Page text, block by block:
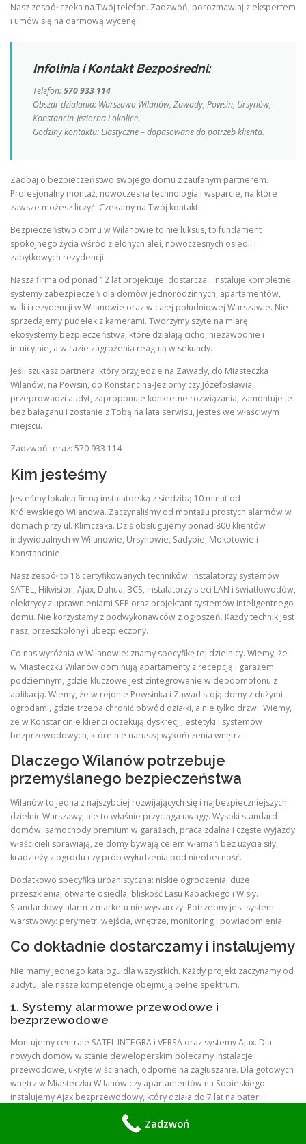
Nasz zespół czeka na Twój telefon. Zadzwoń, porozmawiaj z ekspertem
i umów się na darmową wycenę:
Infolinia i Kontakt Bezpośredni:
Telefon:570 933 114
Obszar działania: Warszawa Wilanów, Zawady, Powsin, Ursynów,
Konstancin-Jeziorna i okolice.
Godziny kontaktu: Elastyczne – dopasowane do potrzeb klienta.
Zadbaj o bezpieczeństwo swojego domu z zaufanym partnerem.
Profesjonalny montaż, nowoczesna technologia i wsparcie, na które
zawsze możesz liczyć. Czekamy na Twój kontakt!
Bezpieczeństwo domu w Wilanowie to nie luksus, to fundament
spokojnego życia wśród zielonych alei, nowoczesnych osiedli i
zabytkowych rezydencji.
Nasza firma od ponad 12 lat projektuje, dostarcza i instaluje kompletne
systemy zabezpieczeń dla domów jednorodzinnych, apartamentów,
willi i rezydencji w Wilanowie oraz w całej południowej Warszawie. Nie
sprzedajemy pudełek z kamerami. Tworzymy szyte na miarę
ekosystemy bezpieczeństwa, które działają cicho, niezawodnie i
intuicyjnie, a w razie zagrożenia reagują w sekundy.
Jeśli szukasz partnera, który przyjedzie na Zawady, do Miasteczka
Wilanów, na Powsin, do Konstancina-Jeziorny czy Józefosławia,
przeprowadzi audyt, zaproponuje konkretne rozwiązania, zamontuje je
bez bałaganu i zostanie z Tobą na lata serwisu, jesteś we właściwym
miejscu.
Zadzwoń teraz: 570 933 114
Kim jesteśmy
Jesteśmy lokalną firmą instalatorską z siedzibą 10 minut od
Królewskiego Wilanowa. Zaczynaliśmy od montażu prostych alarmów w
domach przy ul. Klimczaka. Dziś obsługujemy ponad 800 klientów
indywidualnych w Wilanowie, Ursynowie, Sadybie, Mokotowie i
Konstancinie.
Nasz zespół to 18 certyfikowanych techników: instalatorzy systemów
SATEL, Hikvision, Ajax, Dahua, BCS, instalatorzy sieci LAN i światłowodów,
elektrycy z uprawnieniami SEP oraz projektant systemów inteligentnego
domu. Nie korzystamy z podwykonawców z ogłoszeń. Każdy technik jest
nasz, przeszkolony i ubezpieczony.
Co nas wyróżnia w Wilanowie: znamy specyfikę tej dzielnicy. Wiemy, że
w Miasteczku Wilanów dominują apartamenty z recepcją i garażem
podziemnym, gdzie kluczowe jest zintegrowanie wideodomofonu z
aplikacją. Wiemy, że w rejonie Powsinka i Zawad stoją domy z dużymi
ogrodami, gdzie trzeba chronić obwód działki, a nie tylko drzwi. Wiemy,
że w Konstancinie klienci oczekują dyskrecji, estetyki i systemów
bezprzewodowych, które nie naruszą wykończenia wnętrz.
Dlaczego Wilanów potrzebuje
przemyślanego bezpieczeństwa
Wilanów to jedna z najszybciej rozwijających się i najbezpieczniejszych
dzielnic Warszawy, ale to właśnie przyciąga uwagę. Wysoki standard
domów, samochody premium w garażach, praca zdalna i częste wyjazdy
właścicieli sprawiają, że domy bywają celem włamań bez użycia siły,
kradzieży z ogrodu czy prób wyłudzenia pod nieobecność.
Dodatkowo specyfika urbanistyczna: niskie ogrodzenia, duże
przeszklenia, otwarte osiedla, bliskość Lasu Kabackiego i Wisły.
Standardowy alarm z marketu nie wystarczy. Potrzebny jest system
warstwowy: perymetr, wejścia, wnętrze, monitoring i powiadomienia.
Co dokładnie dostarczamy i instalujemy
Nie mamy jednego katalogu dla wszystkich. Każdy projekt zaczynamy od
audytu, ale nasze kompetencje obejmują pełne spektrum.
1. Systemy alarmowe przewodowe i
bezprzewodowe
Montujemy centrale SATEL INTEGRA i VERSA oraz systemy Ajax. Dla
nowych domów w stanie deweloperskim polecamy instalacje
przewodowe, ukryte w ścianach, odporne na zagłuszanie. Dla gotowych
wnętrz w Miasteczku Wilanów czy apartamentów na Sobieskiego
instalujemy Ajax bezprzewodowy, który działa do 7 lat na baterii i
System obejmuje czujki ruchu PIR z odpornością na zwierzęta do 20 kg,
Zadzwoń